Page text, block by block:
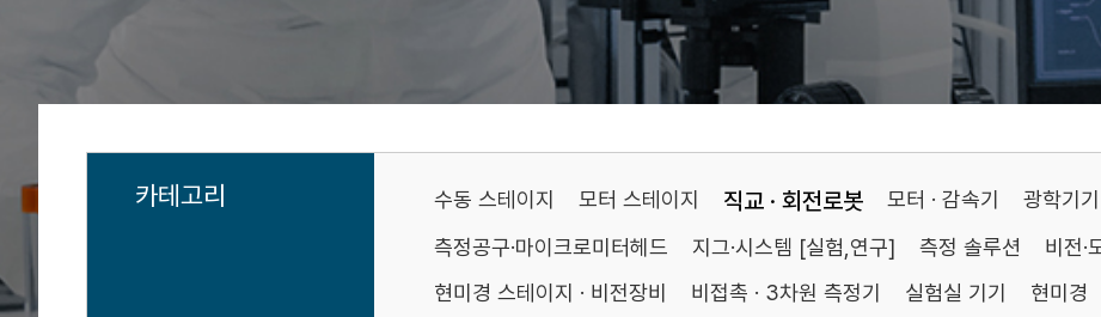
카테고리 수동 스테이지 모터 스테이지 직교 · 회전로봇 모터 · 감속기 광학기기
측정공구·마이크로미터헤드
지그·시스템 [실험,연구] 측정 솔루션
비전·
현미경 스테이지 · 비전장비
비접촉 · 3차원 측정기 실험실 기기 현미경